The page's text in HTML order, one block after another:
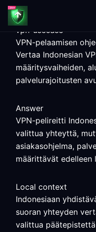
vpn-usecase
VPN-pelaamisen
Vertaa Indonesian
määritysvaiheiden,
palvelurajoitusten
Answer
VPN-pelireitti
valittua yhteyttä,
asiakasohjelma,
määrittävät edelleen
Local context
Indonesiaan
suoran yhteyden
valittua